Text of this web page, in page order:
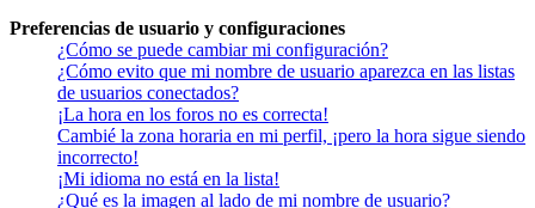
Preferencias de usuario y configuraciones
¿Cómo se puede cambiar mi configuración?
¿Cómo evito que mi nombre de usuario aparezca en las listas
de usuarios conectados?
¡La hora en los foros no es correcta!
Cambié la zona horaria en mi perfil, ¡pero la hora sigue siendo
incorrecto!
¡Mi idioma no está en la lista!
¿Qué es la imagen al lado de mi nombre de usuario?